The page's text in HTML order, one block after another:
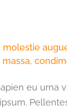
eu urna